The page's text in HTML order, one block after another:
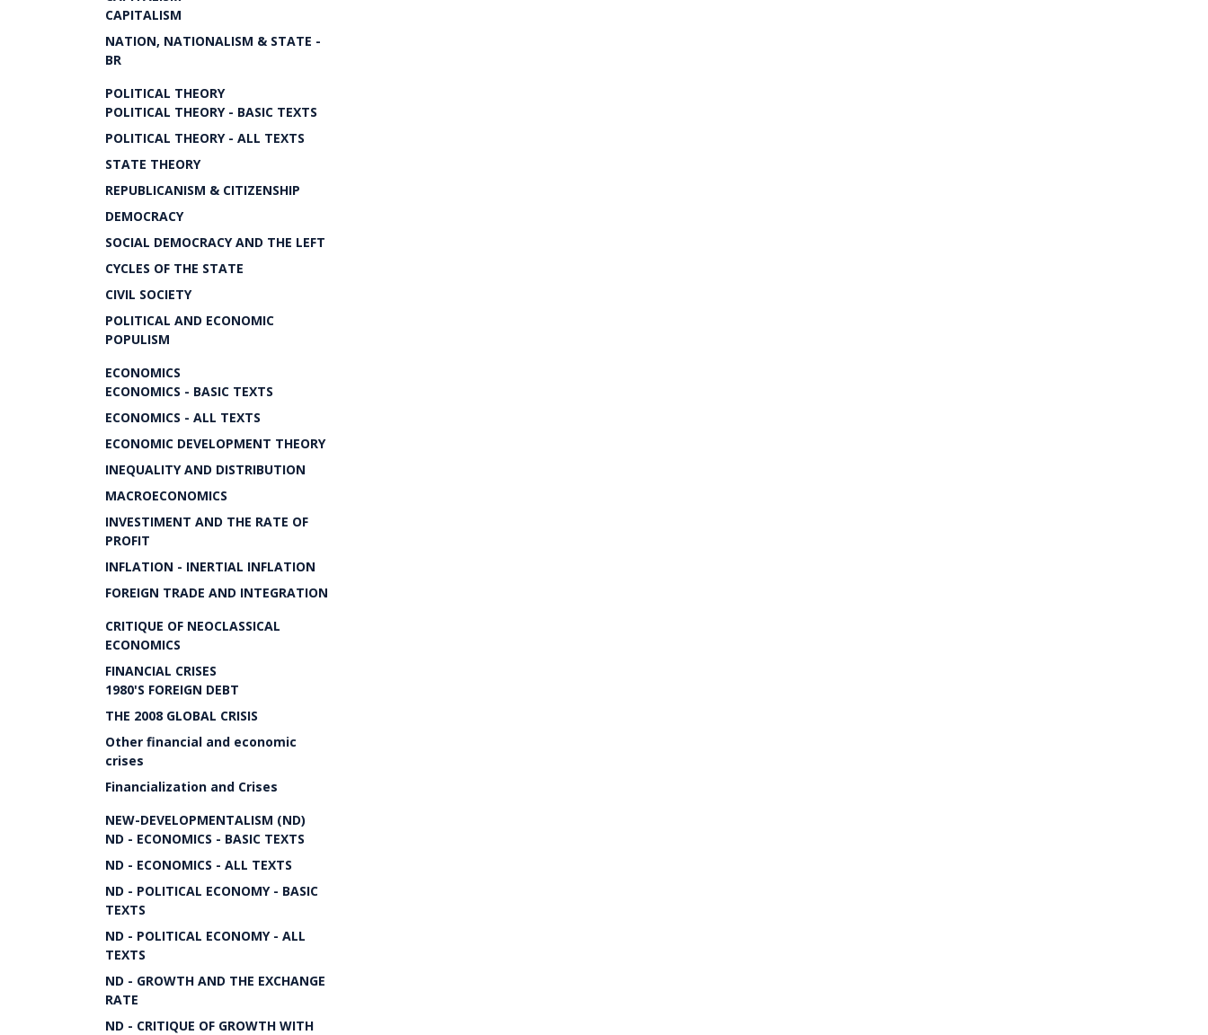
CAPITALISM
NATION, NATIONALISM & STATE -
BR
POLITICAL THEORY
POLITICAL THEORY - BASIC TEXTS
POLITICAL THEORY - ALL TEXTS
STATE THEORY
REPUBLICANISM & CITIZENSHIP
DEMOCRACY
SOCIAL DEMOCRACY AND THE LEFT
CYCLES OF THE STATE
CIVIL SOCIETY
POLITICAL AND ECONOMIC
POPULISM
ECONOMICS
ECONOMICS - BASIC TEXTS
ECONOMICS - ALL TEXTS
ECONOMIC DEVELOPMENT THEORY
INEQUALITY AND DISTRIBUTION
MACROECONOMICS
INVESTIMENT AND THE RATE OF
PROFIT
INFLATION - INERTIAL INFLATION
FOREIGN TRADE AND INTEGRATION
CRITIQUE OF NEOCLASSICAL
ECONOMICS
FINANCIAL CRISES
1980'S FOREIGN DEBT
THE 2008 GLOBAL CRISIS
Other financial and economic
crises
Financialization and Crises
NEW-DEVELOPMENTALISM (ND)
ND - ECONOMICS - BASIC TEXTS
ND - ECONOMICS - ALL TEXTS
ND - POLITICAL ECONOMY - BASIC
TEXTS
ND - POLITICAL ECONOMY - ALL
TEXTS
ND - GROWTH AND THE EXCHANGE
RATE
ND - CRITIQUE OF GROWTH WITH